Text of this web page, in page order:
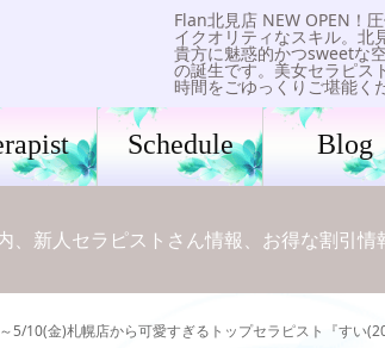
Flan北見店 NEW OPEN！
イクオリティなスキル。北
貴方に魅惑的かつsweetな
の誕生です。美女セラピス
時間をごゆっくりご堪能く
Schedule Blog
、新人セラピストさん情報、お得な割引
5/10(金)札幌店から可愛すぎるトップセラピスト『すい